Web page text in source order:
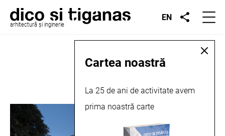
arhitectură și inginerie
EN
Locație:
Bistrița
Cartea noastră
La 25 de ani de activitate avem
prima noastră carte